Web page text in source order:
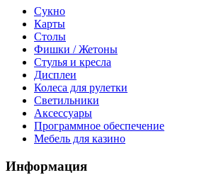
Сукно
Карты
Столы
Фишки / Жетоны
Стулья и кресла
Дисплеи
Колеса для рулетки
Светильники
Аксессуары
Программное обеспечение
Мебель для казино
Информация